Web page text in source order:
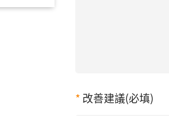
改善建議(必填)